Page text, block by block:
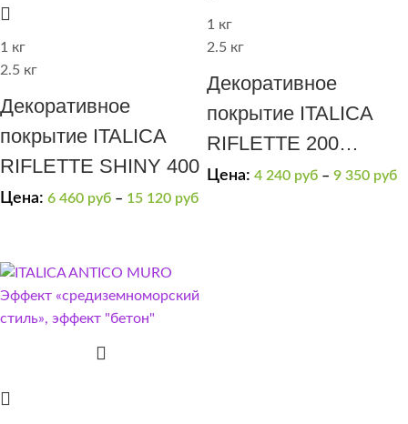
1 кг
2.5 кг
Декоративное
покрытие ITALICA
RIFLETTE SHINY 400
Цена: 6 460 руб – 15 120 руб
1 кг
2.5 кг
Декоративное
покрытие ITALICA
RIFLETTE 200
мерцающий бисер
Цена: 4 240 руб – 9 350 руб